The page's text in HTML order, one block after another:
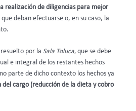
realización de diligencias para mejor
deban efectuarse o, en su caso, la
por la Sala Toluca, que se debe
e integral de los restantes hechos
parte de dicho contexto los hechos ya
del cargo (reducción de la dieta y cobro